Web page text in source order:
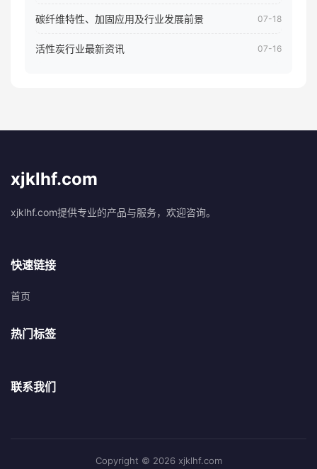
碳纤维特性、加固应用及行业发展前景 07-18
活性炭行业最新资讯 07-16
xjklhf.com
xjklhf.com提供专业的产品与服务，欢迎咨询。
快速链接
首页
热门标签
联系我们
Copyright © 2026 xjklhf.com